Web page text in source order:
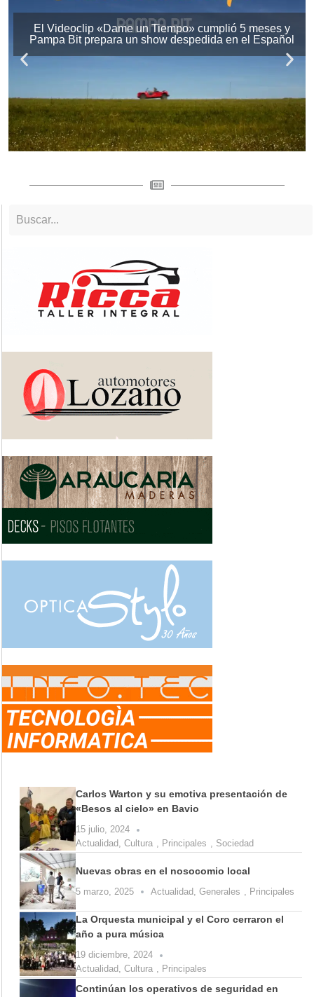
El Videoclip «Dame un Tiempo» cumplió 5 meses y
Pampa Bit prepara un show despedida en el Español
Carlos Warton y su emotiva presentación de
«Besos al cielo» en Bavio
15 julio, 2024
Actualidad, Cultura , Principales , Sociedad
Nuevas obras en el nosocomio local
5 marzo, 2025 Actualidad Generales Principales
La Orquesta municipal y el Coro cerraron el
año a pura música
19 diciembre, 2024
Actualidad, Cultura , Principales
Continúan los operativos de seguridad en